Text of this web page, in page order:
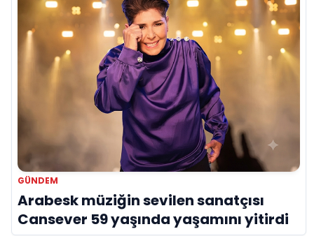
GÜNDEM
Arabesk müziğin sevilen sanatçısı
Cansever 59 yaşında yaşamını yitirdi